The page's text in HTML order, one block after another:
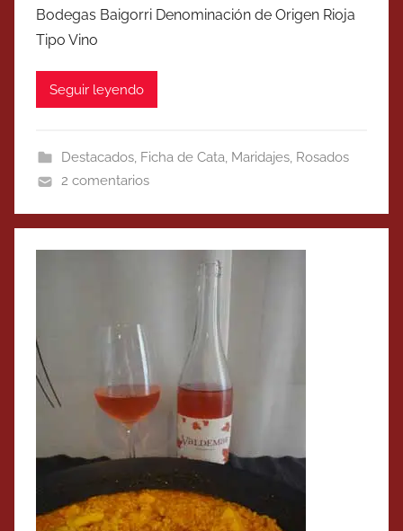
Bodegas Baigorri Denominación de Origen Rioja
Tipo Vino
Seguir leyendo
Destacados, Ficha de Cata, Maridajes, Rosados
2 comentarios